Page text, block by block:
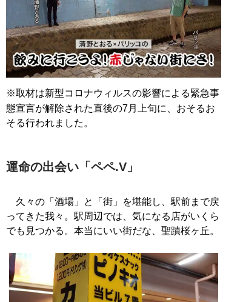
※取材は新型コロナウィルスの影響による緊急事
態宣言が解除された直後の7月上旬に、おそるお
そる行われました。
運命の出会い「ペペ.V」
久々の「酒場」と「街」を堪能し、駅前まで戻
ってきた我々。駅周辺では、気になる店がいくら
でも見つかる。本当にいい街だな、聖蹟桜ヶ丘。